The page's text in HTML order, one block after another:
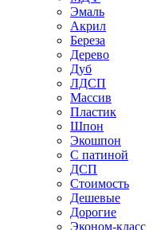
Эмаль
Акрил
Береза
Дерево
Дуб
ЛДСП
Массив
Пластик
Шпон
Экошпон
С патиной
ДСП
Стоимость
Дешевые
Дорогие
Эконом-класс